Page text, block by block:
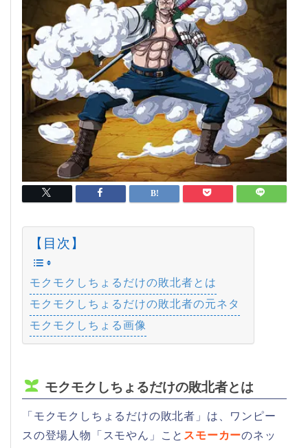
【目次】
モクモクしちょるだけの敗北者とは
モクモクしちょるだけの敗北者の元ネタ
モクモクしちょる画像
モクモクしちょるだけの敗北者とは
「モクモクしちょるだけの敗北者」は、ワンピー
スの登場人物「スモやん」こと スモーカーのネッ